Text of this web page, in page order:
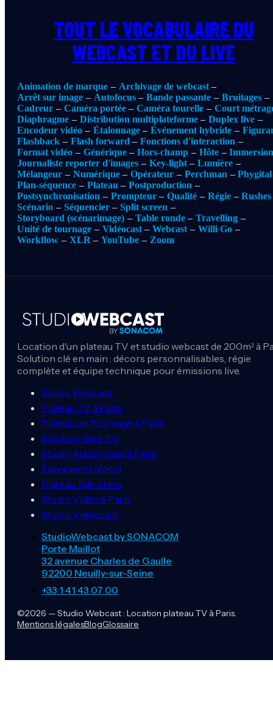
TOUT LE VOCABULAIRE DU
WEBCAST ET DU LIVE
Animation de marque
Archivage de webcast
Arrêt sur image
Autofocus Bande passante
Bruitages
Cadreur
Caméra portée Caméra tourelle
Court
Diaphragme
Distribution multiplateforme
Duplex live
Encodeur vidéo
Étalonnage Événement hybride
Flashback
Flash forward
Fonctions d'interaction
Format vidéo
Générique Hors-champ Hôte
Journaliste reporter d'images
Key-light
Lumière
Mélangeur
Numérique Opérateur Perchman
Phygital
Plan-séquence
Plateau
Postproduction
Postsynchronisation
Prompteur Qualité Régie
Rushes
Scénario
Séquencier
Split screen
Storyboard (scénarimage)
Table ronde
Travelling
Unité de tournage
Vidéocast Webcast
Willi Go
Workflow
XLR YouTube Zoom
Location d'un plateau TV et studio webcast de 200m² à
Solution clé en main : décors personnalisables, régie
complète et équipe technique pour émissions live.
Studio Webcast
Plateau TV à Paris
Plateau de Tournage à Paris
Solution Web TV
Studio Audiovisuel à Paris
Événement digital
Plateau Talk Show
Studio Vidéo à Paris
Studio Vidéocast
StudioWebcast by SONACOM
Porte Maillot
32 avenue Charles de Gaulle
92200 Neuilly-sur-Seine
+33 1 41 43 07 00
©2026 — Studio Webcast : Location plateau TV à Paris.
Mentions légalesBlogGlossaire